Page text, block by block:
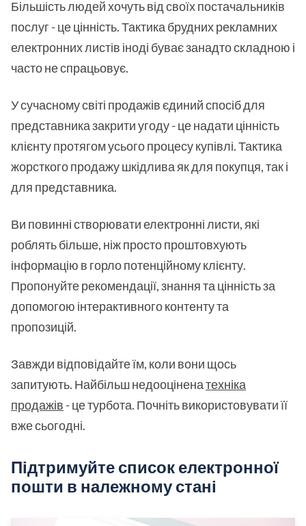
Більшість людей хочуть від своїх постачальників
послуг - це цінність. Тактика брудних рекламних
електронних листів іноді буває занадто складною і
часто не спрацьовує.
У сучасному світі продажів єдиний спосіб для
представника закрити угоду - це надати цінність
клієнту протягом усього процесу купівлі. Тактика
жорсткого продажу шкідлива як для покупця, так і
для представника.
Ви повинні створювати електронні листи, які
роблять більше, ніж просто проштовхують
інформацію в горло потенційному клієнту.
Пропонуйте рекомендації, знання та цінність за
допомогою інтерактивного контенту та
пропозицій.
Завжди відповідайте їм, коли вони щось
запитують. Найбільш недооціненатехніка
продажів - це турбота. Почніть використовувати її
вже сьогодні.
Підтримуйте список електронної
пошти в належному стані